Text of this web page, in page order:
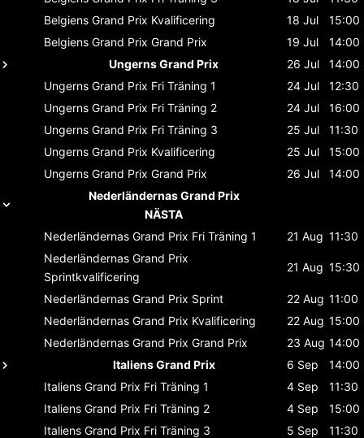
Belgiens Grand Prix Kvalificering 18 Jul
15:00
Belgiens Grand Prix Grand Prix 19 Jul
14:00
Ungerns Grand Prix
26 Jul
14:00
Ungerns Grand Prix Fri Träning 1 24 Jul
12:30
Ungerns Grand Prix Fri Träning 2 24 Jul
16:00
Ungerns Grand Prix Fri Träning 3 25 Jul
11:30
Ungerns Grand Prix Kvalificering 25 Jul
15:00
Ungerns Grand Prix Grand Prix 26 Jul
14:00
Nederländernas Grand Prix
NÄSTA
Nederländernas Grand Prix Fri Träning 1 21 Aug 11:30
Nederländernas Grand Prix
Sprintkvalificering
21 Aug 15:30
Nederländernas Grand Prix Sprint 22 Aug 11:00
Nederländernas Grand Prix Kvalificering 22 Aug 15:00
Nederländernas Grand Prix Grand Prix 23 Aug 14:00
Italiens Grand Prix
6 Sep
14:00
Italiens Grand Prix Fri Träning 1 4 Sep
11:30
Italiens Grand Prix Fri Träning 2 4 Sep
15:00
Italiens Grand Prix Fri Träning 3 5 Sep
11:30